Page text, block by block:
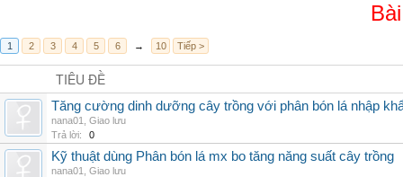
1 2 3 4 5 6 → 10 Tiếp >
TIÊU ĐỀ
Tăng cường dinh dưỡng cây trồng với phân bón lá nhập
nana01
Giao lưu
Trả lời:
0
Kỹ thuật dùng Phân bón lá mx bo tăng năng suất cây trồng
nana01
Giao lưu